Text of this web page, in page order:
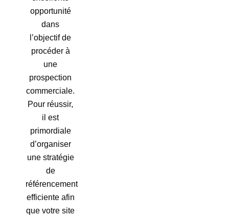
opportunité
dans
l’objectif de
procéder à
une
prospection
commerciale.
Pour réussir,
il est
primordiale
d’organiser
une stratégie
de
référencement
efficiente afin
que votre site